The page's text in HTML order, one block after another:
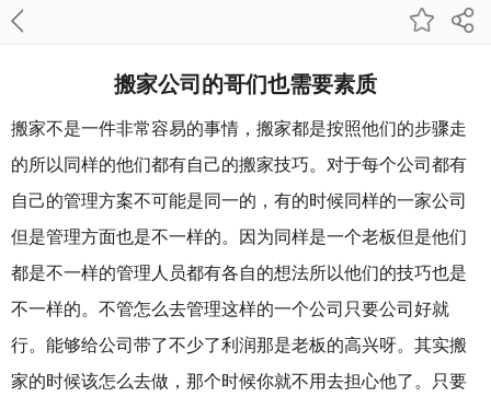
搬家公司的哥们也需要素质
搬家不是一件非常容易的事情，搬家都是按照他们的步骤走
的所以同样的他们都有自己的搬家技巧。对于每个公司都有
自己的管理方案不可能是同一的，有的时候同样的一家公司
但是管理方面也是不一样的。因为同样是一个老板但是他们
都是不一样的管理人员都有各自的想法所以他们的技巧也是
不一样的。不管怎么去管理这样的一个公司只要公司好就
行。能够给公司带了不少了利润那是老板的高兴呀。其实搬
家的时候该怎么去做，那个时候你就不用去担心他了。只要